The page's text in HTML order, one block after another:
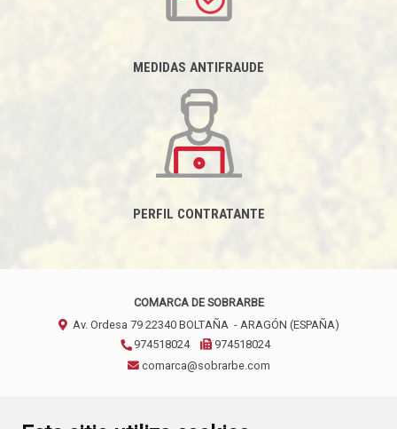
MEDIDAS ANTIFRAUDE
PERFIL CONTRATANTE
COMARCA DE SOBRARBE
Av. Ordesa 79 22340 BOLTAÑA - ARAGÓN (ESPAÑA)
974518024
974518024
comarca@sobrarbe.com